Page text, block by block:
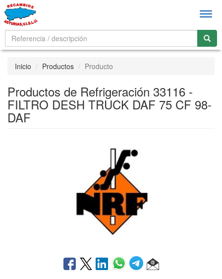
Inicio Productos Producto
Productos de Refrigeración 33116 -
FILTRO DESH TRUCK DAF 75 CF 98-
DAF